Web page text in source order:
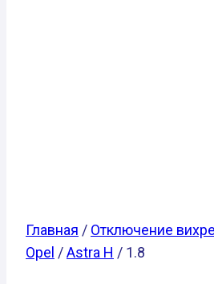
Главная / Отключение
Opel /Astra H / 1.8